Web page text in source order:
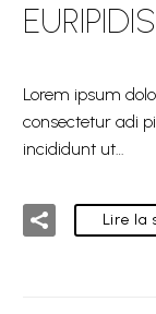
Lorem ipsum
consectetur adi
incididunt ut…
Lire la